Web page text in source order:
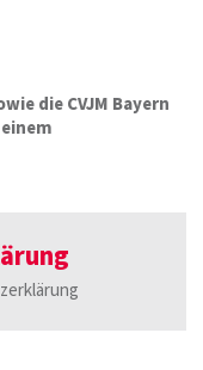
die CVJM Bayern